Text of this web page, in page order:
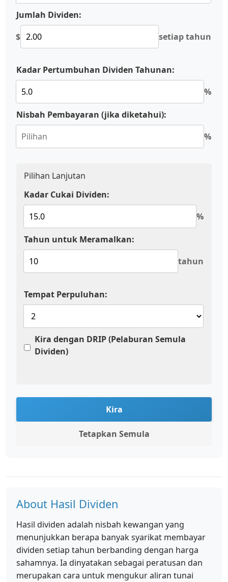
Jumlah Dividen:
$
setiap tahun
Kadar Pertumbuhan Dividen Tahunan:
%
Nisbah Pembayaran (jika diketahui):
%
Pilihan Lanjutan
Kadar Cukai Dividen:
%
Tahun untuk Meramalkan:
tahun
Tempat Perpuluhan:
Kira dengan DRIP (Pelaburan Semula
Dividen)
Kira
Tetapkan Semula
About Hasil Dividen
Hasil dividen adalah nisbah kewangan yang
menunjukkan berapa banyak syarikat membayar
dividen setiap tahun berbanding dengan harga
sahamnya. Ia dinyatakan sebagai peratusan dan
merupakan cara untuk mengukur aliran tunai